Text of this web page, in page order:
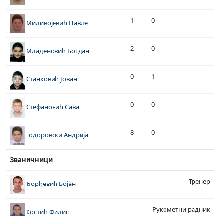
Миливојевић Павле 1 0
Младеновић Богдан 2 0
Станковић Јован 0 1
Стефановић Сава 0 0
Тодоровски Андрија 8 0
Званичници
Ђорђевић Бојан Тренер
Костић Филип Рукометни радник